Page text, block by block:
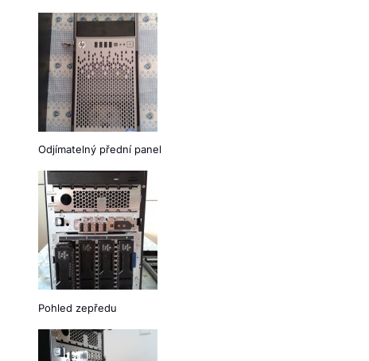
Odjímatelný přední panel
Pohled zepředu